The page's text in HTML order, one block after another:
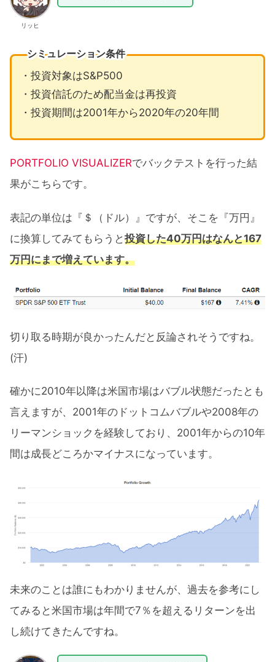
リッヒ
シミュレーション条件
・投資対象はS&P500
・投資信託のため配当金は再投資
・投資期間は2001年から2020年の20年間
PORTFOLIO VISUALIZERでバックテストを行った結
果がこちらです。
表記の単位は『＄（ドル）』ですが、そこを『万円』
に換算してみてもらうと投資した40万円はなんと167
万円にまで増えています。
切り取る時期が良かったんだと反論されそうですね。
(汗)
確かに2010年以降は米国市場はバブル状態だったとも
言えますが、2001年のドットコムバブルや2008年の
リーマンショックを経験しており、2001年からの10年
間は成長どころかマイナスになっています。
未来のことは誰にもわかりませんが、過去を参考にし
てみると米国市場は年間で7％を超えるリターンを出
し続けてきたんですね。